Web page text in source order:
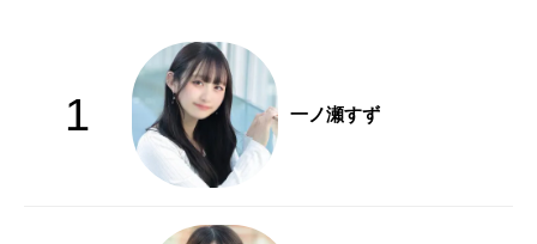
1 一ノ瀬すず